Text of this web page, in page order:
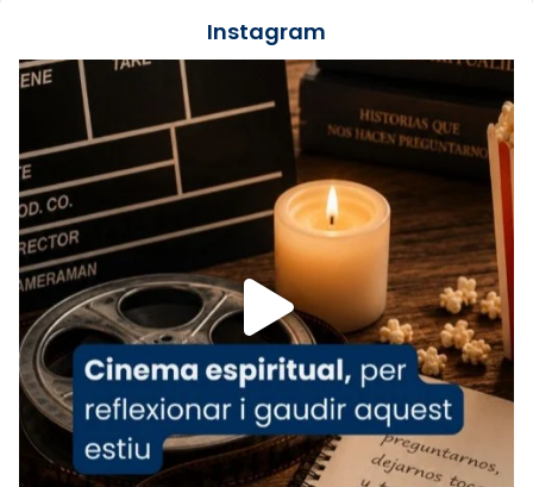
Recupera l'entrevista comp
Vatican
tican News 👇
www.vaticannews.va/es/iglesia/news/2026-
07/carmina-historia-depresion-papa-viaje-
espana-testimoni...
Foto
View on Facebook · Share
Arquebisbat de Barcelona
2 weeks ago
«Avui les santes Juliana i Semproniana ens
ajuden a alçar la mirada»
Instagram